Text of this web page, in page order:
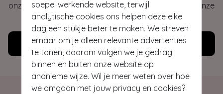
soepel werkende website, terwijl
analytische cookies ons helpen deze elke
dag een stukje beter te maken. We streven
ernaar om je alleen relevante advertenties
te tonen, daarom volgen we je gedrag
binnen en buiten onze website op
anonieme wijze. Wil je meer weten over hoe
we omgaan met jouw privacy en cookies?
onze veelgestelde vragen of neem contact op met onze
klantenservice. Wij helpen je graag!
Klantenservice